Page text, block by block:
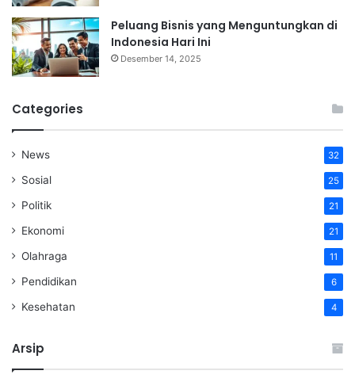
Peluang Bisnis yang Menguntungkan di
Indonesia Hari Ini
Desember 14, 2025
Categories
News 32
Sosial 25
Politik 21
Ekonomi 21
Olahraga 11
Pendidikan 6
Kesehatan 4
Arsip